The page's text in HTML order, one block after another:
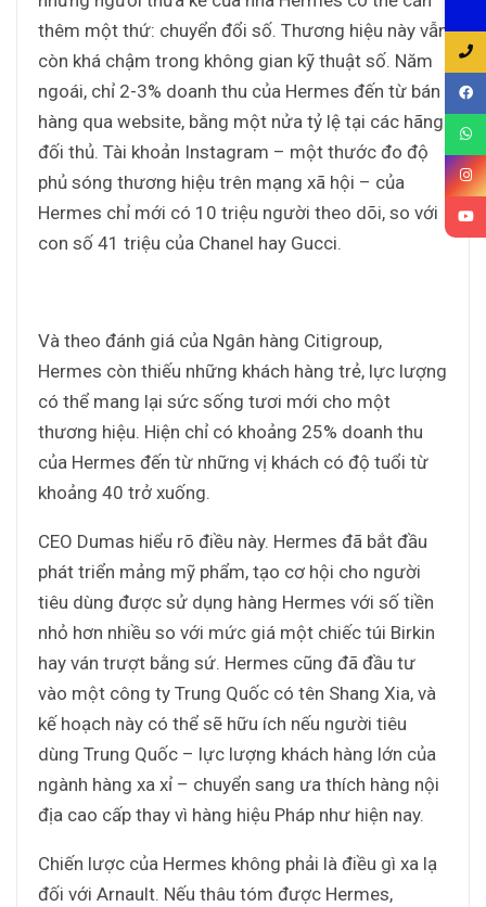
thêm một thứ: chuyển đổi số. Thương hiệu này vẫn
còn khá chậm trong không gian kỹ thuật số. Năm
ngoái, chỉ 2-3% doanh thu của Hermes đến từ bán
hàng qua website, bằng một nửa tỷ lệ tại các hãng
đối thủ. Tài khoản Instagram – một thước đo độ
phủ sóng thương hiệu trên mạng xã hội – của
Hermes chỉ mới có 10 triệu người theo dõi, so với
con số 41 triệu của Chanel hay Gucci.
Và theo đánh giá của Ngân hàng Citigroup,
Hermes còn thiếu những khách hàng trẻ, lực lượng
có thể mang lại sức sống tươi mới cho một
thương hiệu. Hiện chỉ có khoảng 25% doanh thu
của Hermes đến từ những vị khách có độ tuổi từ
khoảng 40 trở xuống.
CEO Dumas hiểu rõ điều này. Hermes đã bắt đầu
phát triển mảng mỹ phẩm, tạo cơ hội cho người
tiêu dùng được sử dụng hàng Hermes với số tiền
nhỏ hơn nhiều so với mức giá một chiếc túi Birkin
hay ván trượt bằng sứ. Hermes cũng đã đầu tư
vào một công ty Trung Quốc có tên Shang Xia, và
kế hoạch này có thể sẽ hữu ích nếu người tiêu
dùng Trung Quốc – lực lượng khách hàng lớn của
ngành hàng xa xỉ – chuyển sang ưa thích hàng nội
địa cao cấp thay vì hàng hiệu Pháp như hiện nay.
Chiến lược của Hermes không phải là điều gì xa lạ
đối với Arnault. Nếu thâu tóm được Hermes,